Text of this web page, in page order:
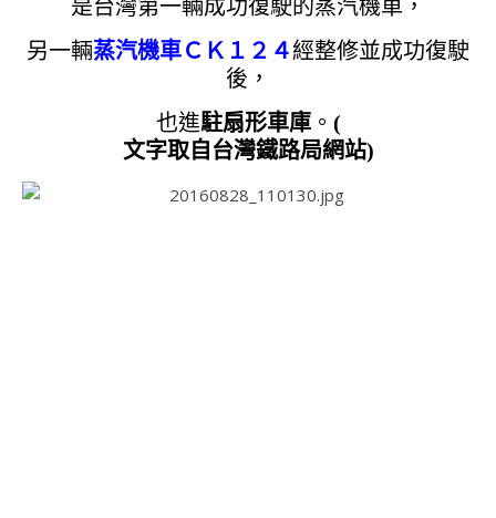
是台灣第一輛成功復駛的蒸汽機車，
另一輛蒸汽機車ＣＫ１２４經整修並成功復駛
後，
也進駐扇形車庫。 (
文字取自台灣鐵路局網站)